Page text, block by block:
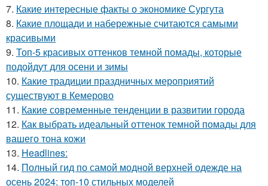
7. Какие интересные факты о экономике Сургута
8. Какие площади и набережные считаются самыми
красивыми
9. Топ-5 красивых оттенков темной помады, которые
подойдут для осени и зимы
10. Какие традиции праздничных мероприятий
существуют в Кемерово
11. Какие современные тенденции в развитии города
12. Как выбрать идеальный оттенок темной помады для
вашего тона кожи
13. Headlines:
14. Полный гид по самой модной верхней одежде на
осень 2024: топ-10 стильных моделей